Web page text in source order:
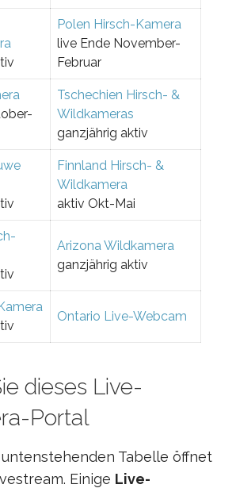
Polen Hirsch-Kamera
live Ende November-
Februar
Tschechien Hirsch- &
Wildkameras
ganzjährig aktiv
Finnland Hirsch- &
Wildkamera
aktiv Okt-Mai
Arizona Wildkamera
ganzjährig aktiv
Ontario Live-Webcam
dieses Live-
Portal
Tabelle öffnet
Einige Live-